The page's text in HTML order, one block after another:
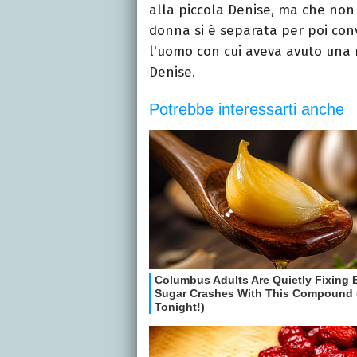
alla piccola Denise, ma che
donna si è separata per poi
l'uomo con cui aveva avuto
Denise.